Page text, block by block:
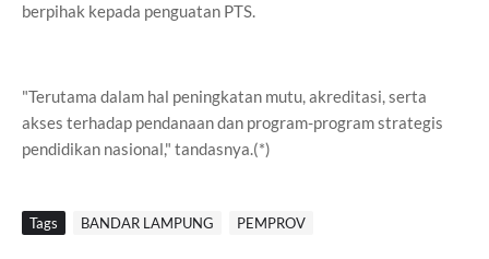
berpihak kepada penguatan PTS.
"Terutama dalam hal peningkatan mutu, akreditasi, serta
akses terhadap pendanaan dan program-program strategis
pendidikan nasional," tandasnya.(*)
Tags BANDAR LAMPUNG PEMPROV